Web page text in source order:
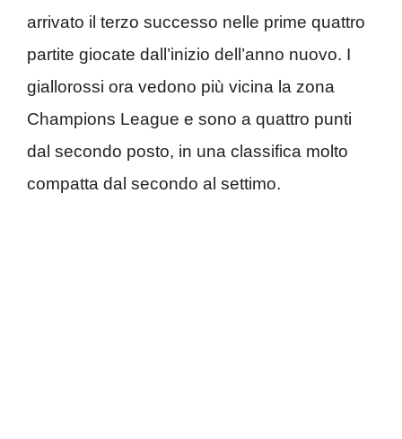
arrivato il terzo successo nelle prime quattro
partite giocate dall’inizio dell’anno nuovo. I
giallorossi ora vedono più vicina la zona
Champions League e sono a quattro punti
dal secondo posto, in una classifica molto
compatta dal secondo al settimo.